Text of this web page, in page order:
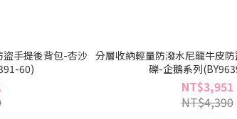
手提後背包-杏沙
60)
分層收納輕量防潑水尼龍牛皮
礫-企鵝系列
NT$3,951
NT$4,390